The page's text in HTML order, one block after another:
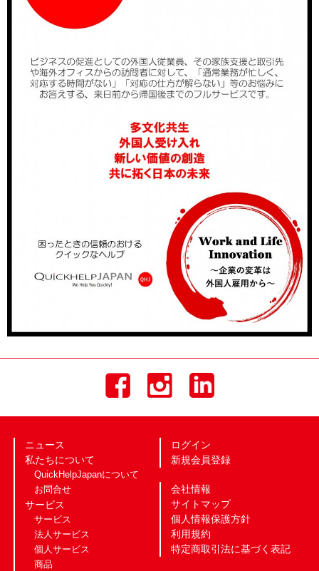
ニュース
私たちについて
QuickHelpJapanについて
お問合せ
サービス
サービス
法人サービス
個人サービス
商品
ログイン
新規会員登録
会社情報
サイトマップ
個人情報保護方針
利用規約
特定商取引法に基づく表記